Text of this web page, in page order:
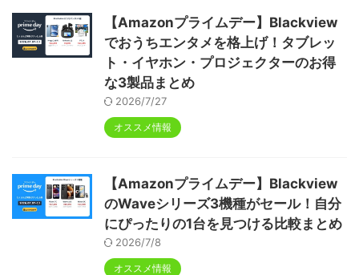
【Amazonプライムデー】Blackview
でおうちエンタメを格上げ！タブレッ
ト・イヤホン・プロジェクターのお得
な3製品まとめ
2026/7/27
オススメ情報
【Amazonプライムデー】Blackview
のWaveシリーズ3機種がセール！自分
にぴったりの1台を見つける比較まとめ
2026/7/8
オススメ情報